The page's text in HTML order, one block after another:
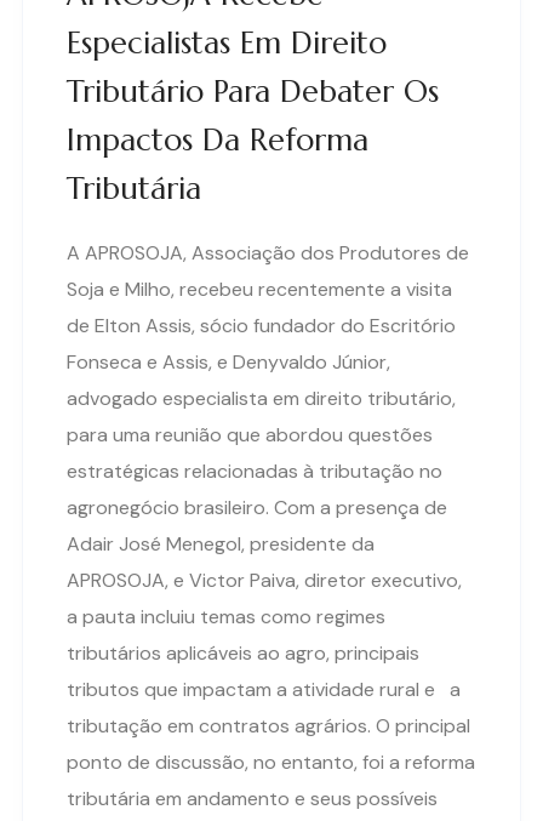
Especialistas Em Direito
Tributário Para Debater Os
Impactos Da Reforma
Tributária
A APROSOJA, Associação dos Produtores de
Soja e Milho, recebeu recentemente a visita
de Elton Assis, sócio fundador do Escritório
Fonseca e Assis, e Denyvaldo Júnior,
advogado especialista em direito tributário,
para uma reunião que abordou questões
estratégicas relacionadas à tributação no
agronegócio brasileiro. Com a presença de
Adair José Menegol, presidente da
APROSOJA, e Victor Paiva, diretor executivo,
a pauta incluiu temas como regimes
tributários aplicáveis ao agro, principais
tributos que impactam a atividade rural e a
tributação em contratos agrários. O principal
ponto de discussão, no entanto, foi a reforma
tributária em andamento e seus possíveis